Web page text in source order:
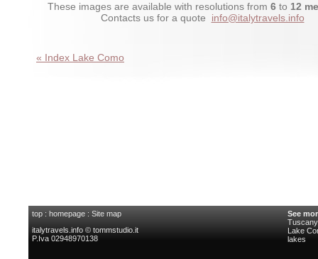
These images are available with resolutions from 6 to 12
Contacts us for a quote info@italytravels.info
« Index Lake Como
top : homepage : Site map
italytravels.info © tommstudio.it
P.Iva 02948970138
See
Lake
lakes